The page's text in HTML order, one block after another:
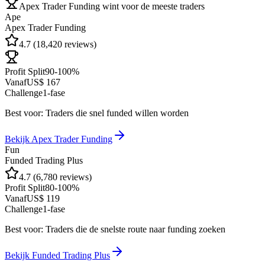
Apex Trader Funding wint voor de meeste traders
Ape
Apex Trader Funding
4.7 (18,420 reviews)
Profit Split90-100%
VanafUS$ 167
Challenge1-fase
Best voor: Traders die snel funded willen worden
Bekijk Apex Trader Funding
Fun
Funded Trading Plus
4.7 (6,780 reviews)
Profit Split80-100%
VanafUS$ 119
Challenge1-fase
Best voor: Traders die de snelste route naar funding zoeken
Bekijk Funded Trading Plus